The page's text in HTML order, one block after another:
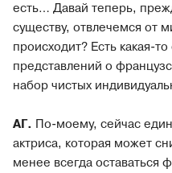
есть… Давай теперь,
существу, отвлечемся от
происходит? Есть какая-
представлений о
набор чистых
АГ. По-моему, сейчас
актриса, которая может
менее всегда